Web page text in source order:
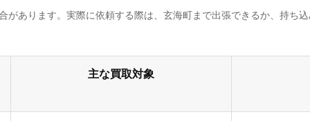
があります。実際に依頼する際は、玄海町まで出張できるか、持ち
主な買取対象